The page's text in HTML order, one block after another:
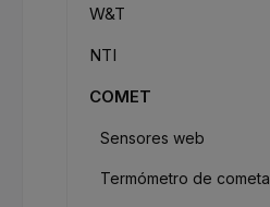
W&T
NTI
COMET
Sensores web
Termómetro de cometa